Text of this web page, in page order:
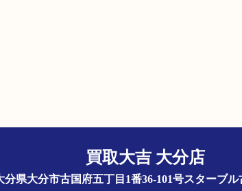
買取大吉 大分店
分県大分市古国府五丁目1番36-101号スターブ